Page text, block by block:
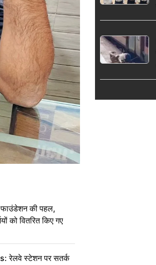
की पहल,
को वितरित किए गए
रेलवे स्टेशन पर सतर्क